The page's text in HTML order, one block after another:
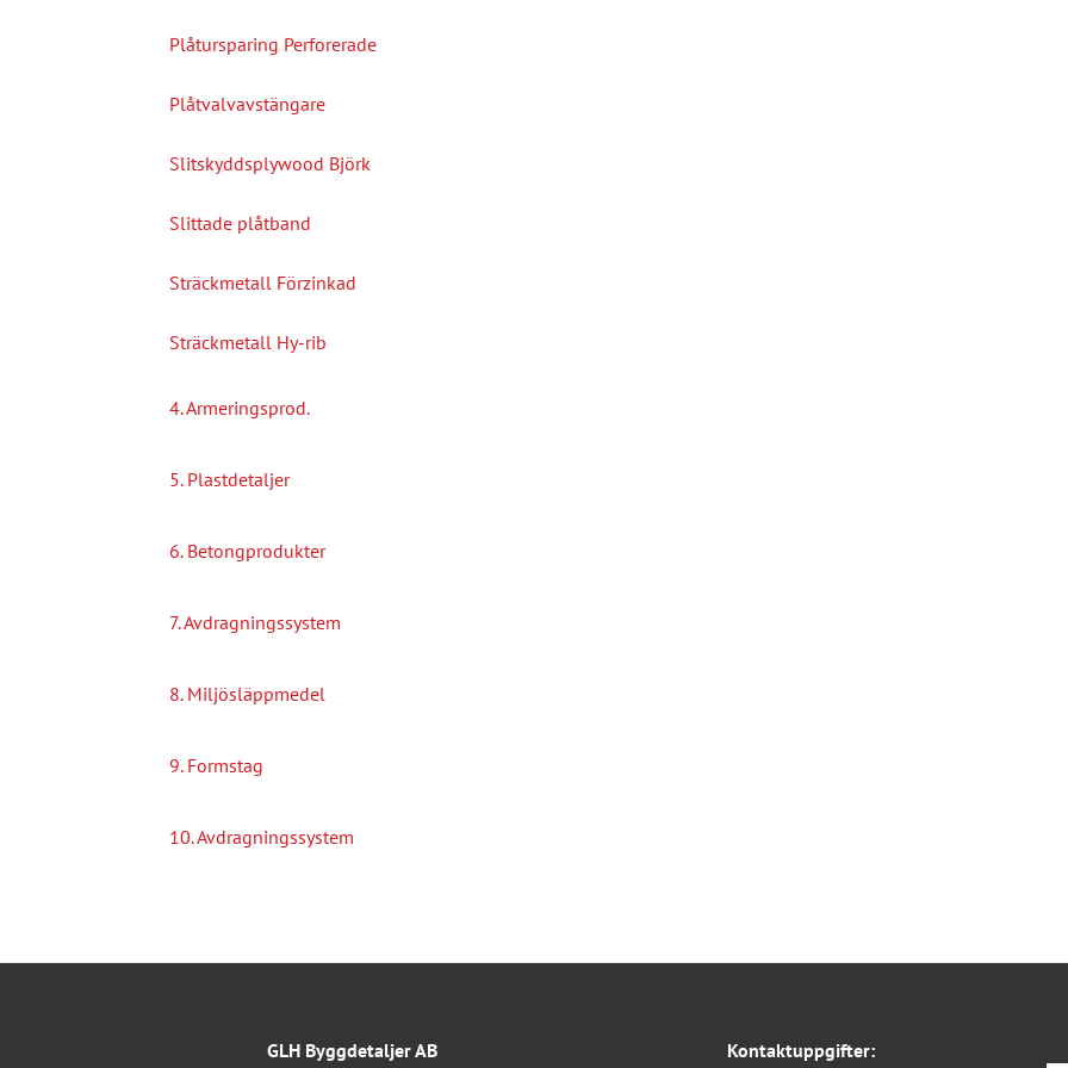
Plåtursparing Perforerade
Plåtvalvavstängare
Slitskyddsplywood Björk
Slittade plåtband
Sträckmetall Förzinkad
Sträckmetall Hy-rib
4. Armeringsprod.
5. Plastdetaljer
6. Betongprodukter
7. Avdragningssystem
8. Miljösläppmedel
9. Formstag
10. Avdragningssystem
GLH Byggdetaljer AB Kontaktuppgifter: